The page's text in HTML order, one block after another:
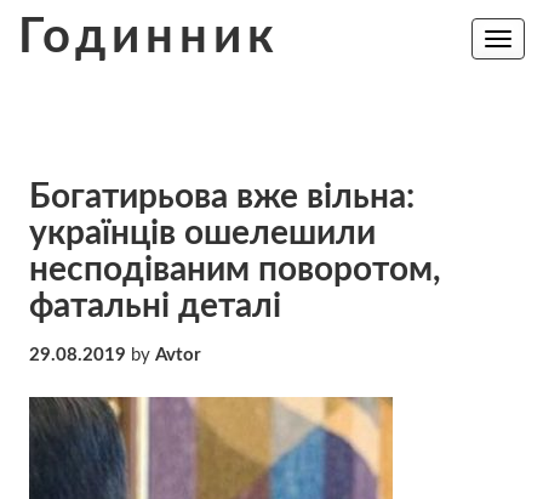
Годинник
Toggle
Богатирьова вже вільна:
українців ошелешили
несподіваним поворотом,
фатальні деталі
29.08.2019 by Avtor